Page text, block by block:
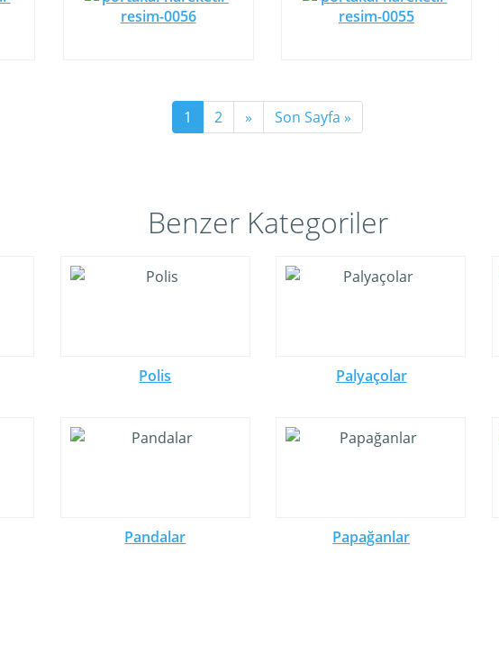
1 2 » Son Sayfa »
Benzer Kategoriler
Polis Palyaçolar
Pandalar Papağanlar